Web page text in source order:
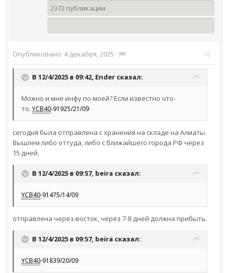
2372 публикации
Опубликовано: 4 декабря, 2025 ·
В 12/4/2025 в 09:42, Ender сказал:
Можно и мне инфу по моей? Если известно что-
то. YCB40-91925/21/09
сегодня была отправлена с хранения на складе на Алматы.
Вышлем либо оттуда, либо с ближайшего города РФ через
15 дней.
В 12/4/2025 в 09:57, beira сказал:
YCB40-91475/14/09
отправлена через восток, через 7-8 дней должна прибыть.
В 12/4/2025 в 09:57, beira сказал:
YCB40-91839/20/09